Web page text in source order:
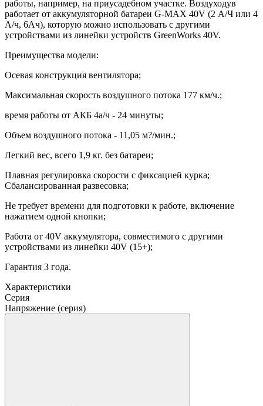
работы, например, на приусадебном участке. Воздуходув
работает от аккумуляторной батареи G-MAX 40V (2 А/Ч или 4
А/ч, 6Ач), которую можно использовать с другими
устройствами из линейки устройств GreenWorks 40V.
Преимущества модели:
Осевая конструкция вентилятора;
Максимальная скорость воздушного потока 177 км/ч.;
время работы от АКБ 4а/ч - 24 минуты;
Объем воздушного потока - 11,05 м?/мин.;
Легкий вес, всего 1,9 кг. без батареи;
Плавная регулировка скорости с фиксацией курка;
Сбалансированная развесовка;
Не требует времени для подготовки к работе, включение
нажатием одной кнопки;
Работа от 40V аккумулятора, совместимого с другими
устройствами из линейки 40V (15+);
Гарантия 3 года.
Характеристики
Серия
Напряжение (серия)